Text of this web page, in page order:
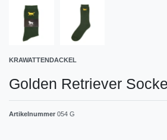
KRAWATTENDACKEL
Golden Retriever
Artikelnummer 054 G